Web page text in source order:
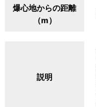
爆心地からの距離
（m）
説明